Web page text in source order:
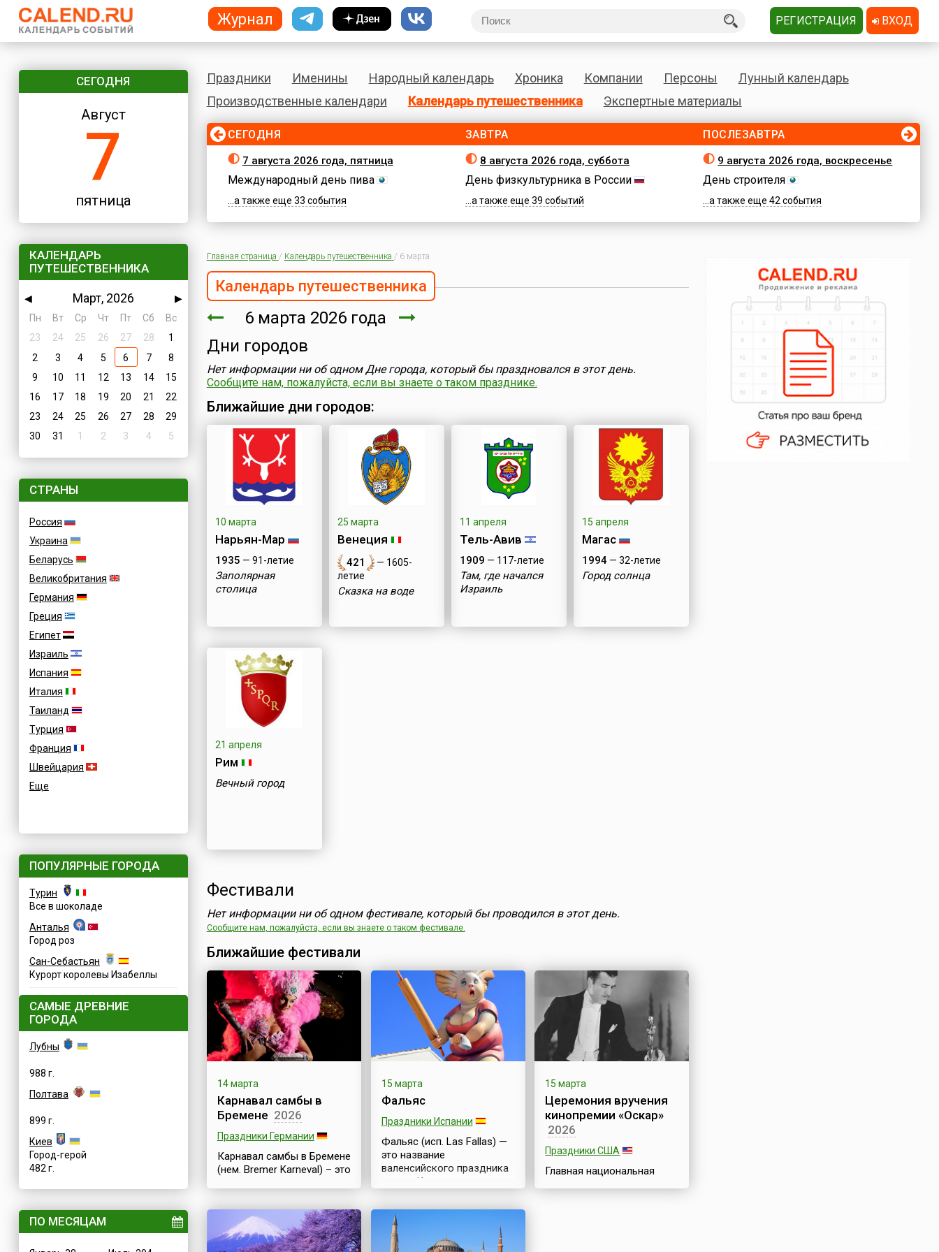
СЕГОДНЯ
Август
7
пятница
КАЛЕНДАРЬ
ПУТЕШЕСТВЕННИКА
◀ Март, 2026
▶
Пн
Вт Ср Чт Пт Сб
Вс
23
24 25 26 27 28
1
2
3 4 5 6 7
8
9
10 11 12 13 14
15
16
17 18 19 20 21
22
23
24 25 26 27 28
29
30
31 1 2 3 4 5
СТРАНЫ
Россия
Украина
Беларусь
Великобритания
Германия
Греция
Египет
Израиль
Испания
Италия
Таиланд
Турция
Франция
Швейцария
Еще
ПОПУЛЯРНЫЕ ГОРОДА
Турин
Все в шоколаде
Анталья
Город роз
Сан-Себастьян
Курорт королевы Изабеллы
САМЫЕ ДРЕВНИЕ
ГОРОДА
Лубны
988 г.
Полтава
899 г.
Киев
Город-герой
482 г.
ПО МЕСЯЦАМ
Праздники Именины Народный календарь Хроника Компании Персоны
Лунный календарь
Производственные календари
Календарь путешественника Экспертные материалы
СЕГОДНЯ
7 августа 2026 года, пятница
Международный день пива
...а также еще 33 события
ЗАВТРА
8 августа 2026 года, суббота
День физкультурника в России
...а также еще 39 событий
ПОСЛЕЗАВТРА
9 августа 2026 года, воскресенье
День строителя
...а также еще 42 события
Главная страница / Календарь путешественника / 6 марта
Календарь путешественника
6 марта 2026 года
Дни городов
Нет информации ни об одном Дне города, который бы праздновался в этот день.
Сообщите нам, пожалуйста, если вы знаете о таком празднике.
Ближайшие дни городов:
10 марта
Нарьян-Мар
1935 — 91-летие
Заполярная
столица
25 марта
Венеция
421
— 1605-
летие
Сказка на воде
11 апреля
Тель-Авив
1909 — 117-летие
Там, где начался
Израиль
15 апреля
Магас
1994— 32-летие
Город солнца
21 апреля
Рим
Вечный город
Фестивали
Нет информации ни об одном фестивале, который бы проводился в этот день.
Сообщите нам, пожалуйста, если вы знаете о таком фестивале.
Ближайшие фестивали
14 марта
Карнавал самбы в
Бремене 2026
Праздники Германии
Карнавал самбы в Бремене
(нем. Bremer Karneval) – это
самбы, с яркими
представлениями и
зажигательной музыкой
этого энергичного
15 марта
Фальяс
Праздники Испании
Фальяс (исп. Las Fallas) —
это название
валенсийского праздника
весны. Конечно же,
празднуют не только в
Валенсийском
сообществе, но и по всей
Испании, однако, в
15 марта
Церемония вручения
кинопремии «Оскар»
2026
Праздники США
Главная национальная
Журнал РЕГИСТРАЦИЯ ВХОД